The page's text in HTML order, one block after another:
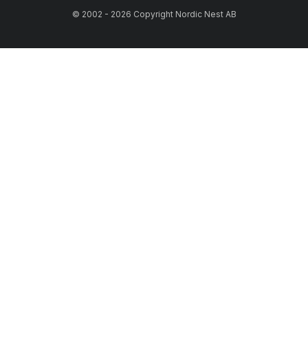
© 2002 - 2026 Copyright Nordic Nest AB